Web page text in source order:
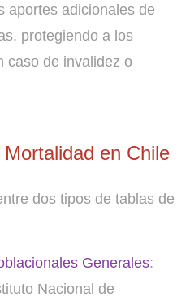
aportes adicionales de
protegiendo a los
caso de invalidez o
en Chile
dos tipos de tablas de
Generales:
Nacional de